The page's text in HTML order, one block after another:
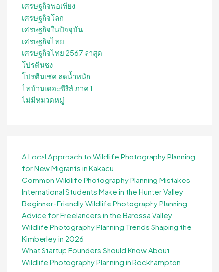
เศรษฐกิจพอเพียง
เศรษฐกิจโลก
เศรษฐกิจในปัจจุบัน
เศรษฐกิจไทย
เศรษฐกิจไทย 2567 ล่าสุด
โปรตีนชง
โปรตีนเชค ลดน้ำหนัก
ไทบ้านเดอะซีรีส์ ภาค 1
ไม่มีหมวดหมู่
A Local Approach to Wildlife Photography Planning
for New Migrants in Kakadu
Common Wildlife Photography Planning Mistakes
International Students Make in the Hunter Valley
Beginner-Friendly Wildlife Photography Planning
Advice for Freelancers in the Barossa Valley
Wildlife Photography Planning Trends Shaping the
Kimberley in 2026
What Startup Founders Should Know About
Wildlife Photography Planning in Rockhampton